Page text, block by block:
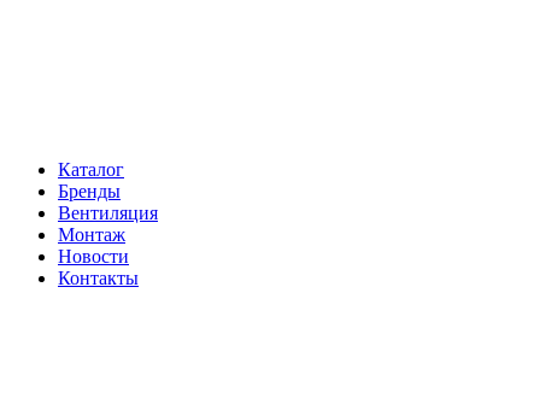
Каталог
Бренды
Вентиляция
Монтаж
Новости
Контакты